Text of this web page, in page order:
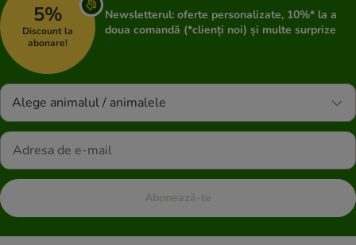
5%
Discount la
abonare!
Newsletterul: oferte personalizate, 10%* la a
doua comandă (*clienți noi) și multe surprize
Alege animalul / animalele
Abonează-te